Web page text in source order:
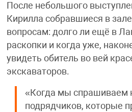
После небольшого
Кирилла собравшиеся в
вопросам: долго ли ещё в
раскопки и когда уже,
увидеть обитель во вей
экскаваторов.
«Когда мы спрашиваем
подрядчиков, которые